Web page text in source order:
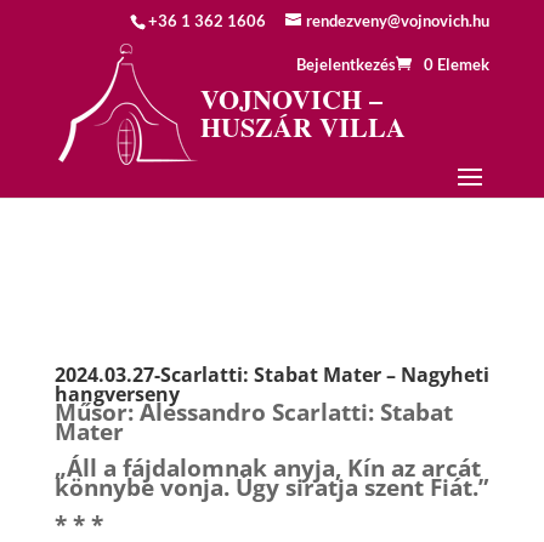
+36 1 362 1606 rendezveny@vojnovich.hu
Bejelentkezés 0 Elemek
VOJNOVICH –
HUSZÁR VILLA
2024.03.27-Scarlatti: Stabat Mater – Nagyheti
hangverseny
Műsor: Alessandro Scarlatti: Stabat
Mater
„Áll a fájdalomnak anyja, Kín az arcát
könnybe vonja. Úgy siratja szent Fiát.”
* * *